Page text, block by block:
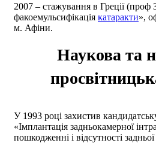
2007 – стажування в Греції (проф
факоемульсифікація катаракти»,
м. Афіни.
Наукова та
У 1993 році захистив
«Імплантація задньокамерної
пошкодженні і відсутності